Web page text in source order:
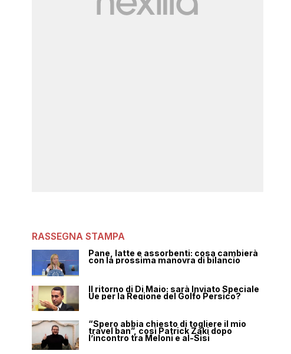
RASSEGNA STAMPA
Pane, latte e assorbenti: cosa cambierà
con la prossima manovra di bilancio
Il ritorno di Di Maio: sarà Inviato Speciale
Ue per la Regione del Golfo Persico?
“Spero abbia chiesto di togliere il mio
travel ban”, così Patrick Zaki dopo
l’incontro tra Meloni e al-Sisi